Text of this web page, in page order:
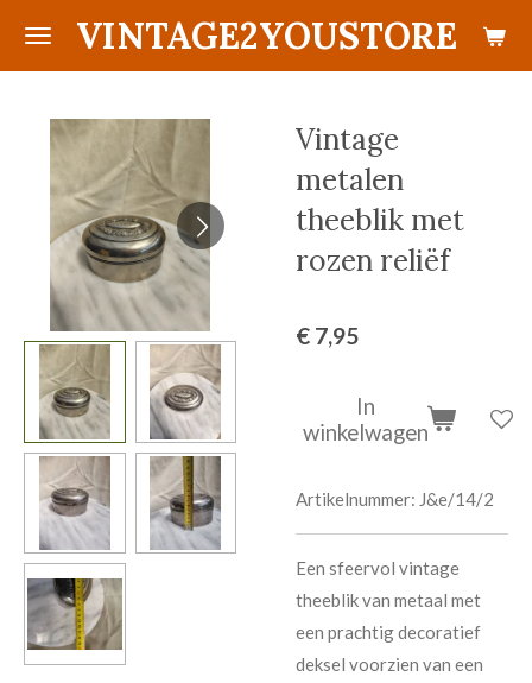
Ga
hoofdinhoud
VINTAGE2YOUSTORE
Vintage
metalen
theeblik met
rozen reliëf
€ 7,95
In
winkelwagen
Artikelnummer: J&e/14/2
Een sfeervol vintage
theeblik van metaal met
een prachtig decoratief
deksel voorzien van een